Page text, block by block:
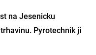
na Jesenicku
Pyrotechnik ji